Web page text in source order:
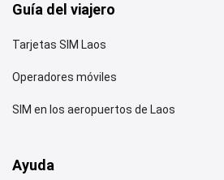
Guía del viajero
Tarjetas SIM Laos
Operadores móviles
SIM en los aeropuertos de Laos
Ayuda